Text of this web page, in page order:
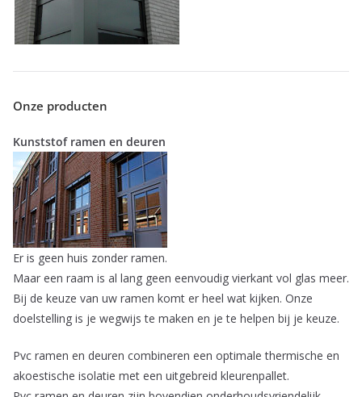
Onze producten
Kunststof ramen en deuren
Er is geen huis zonder ramen.
Maar een raam is al lang geen eenvoudig vierkant vol glas meer.
Bij de keuze van uw ramen komt er heel wat kijken. Onze
doelstelling is je wegwijs te maken en je te helpen bij je keuze.
Pvc ramen en deuren combineren een optimale thermische en
akoestische isolatie met een uitgebreid kleurenpallet.